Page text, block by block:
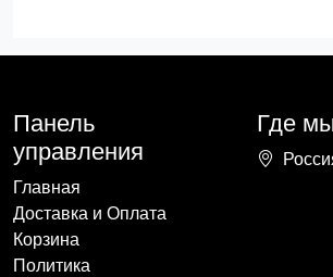
Панель
управления
Главная
Доставка и Оплата
Корзина
Политика
Где